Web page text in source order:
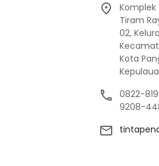
Komplek
Tiram
02,
Kota
0822-
9208-